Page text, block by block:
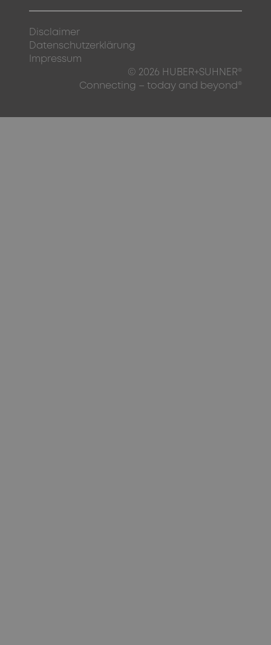
Disclaimer
Datenschutzerklärung
Impressum
© 2026 HUBER+SUHNER®
Connecting – today and beyond®